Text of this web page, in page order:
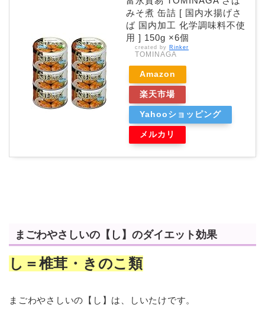
みそ煮 缶詰 [ 国内水揚げさ
ば 国内加工 化学調味料不使
用 ] 150g ×6個
created by Rinker
TOMINAGA
Amazon
楽天市場
Yahooショッピング
メルカリ
まごわやさしいの【し】のダイエット効果
し＝椎茸・きのこ類
まごわやさしいの【し】は、しいたけです。